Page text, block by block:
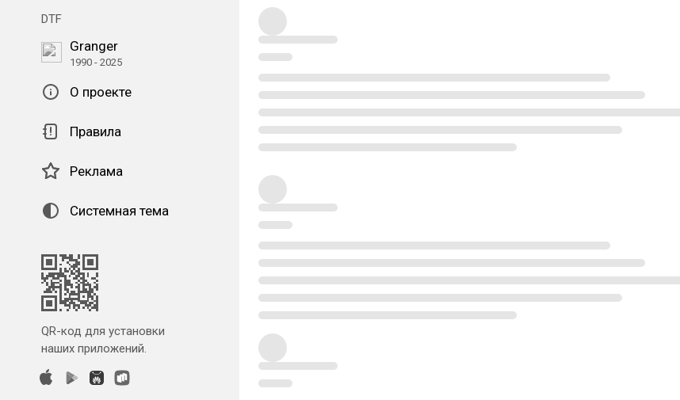
DTF
Granger
1990 - 2025
О проекте
Правила
Реклама
Системная тема
QR-код для установки
наших приложений.